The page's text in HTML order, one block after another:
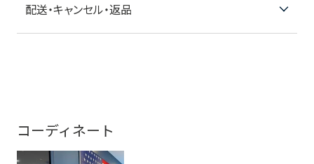
配送・キャンセル・返品
コーディネート